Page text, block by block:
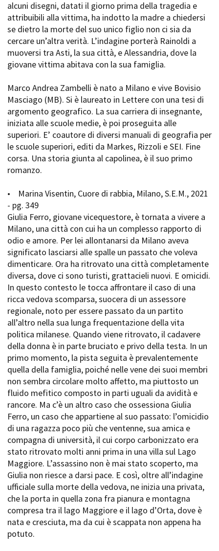
alcuni disegni, datati il giorno prima della tragedia e
attribuibili alla vittima, ha indotto la madre a chiedersi
se dietro la morte del suo unico figlio non ci sia da
cercare un’altra verità. L’indagine porterà Rainoldi a
muoversi tra Asti, la sua città, e Alessandria, dove la
giovane vittima abitava con la sua famiglia.
Marco Andrea Zambelli è nato a Milano e vive Bovisio
Masciago (MB). Si è laureato in Lettere con una tesi di
argomento geografico. La sua carriera di insegnante,
iniziata alle scuole medie, è poi proseguita alle
superiori. E’ coautore di diversi manuali di geografia per
le scuole superiori, editi da Markes, Rizzoli e SEI. Fine
corsa. Una storia giunta al capolinea, è il suo primo
romanzo.
• Marina Visentin, Cuore di rabbia, Milano, S.E.M., 2021
- pg. 349
Giulia Ferro, giovane vicequestore, è tornata a vivere a
Milano, una città con cui ha un complesso rapporto di
odio e amore. Per lei allontanarsi da Milano aveva
significato lasciarsi alle spalle un passato che voleva
dimenticare. Ora ha ritrovato una città completamente
diversa, dove ci sono turisti, grattacieli nuovi. E omicidi.
In questo contesto le tocca affrontare il caso di una
ricca vedova scomparsa, suocera di un assessore
regionale, noto per essere passato da un partito
all’altro nella sua lunga frequentazione della vita
politica milanese. Quando viene ritrovato, il cadavere
della donna è in parte bruciato e privo della testa. In un
primo momento, la pista seguita è prevalentemente
quella della famiglia, poiché nelle vene dei suoi membri
non sembra circolare molto affetto, ma piuttosto un
fluido mefitico composto in parti uguali da avidità e
rancore. Ma c’è un altro caso che ossessiona Giulia
Ferro, un caso che appartiene al suo passato: l’omicidio
di una ragazza poco più che ventenne, sua amica e
compagna di università, il cui corpo carbonizzato era
stato ritrovato molti anni prima in una villa sul Lago
Maggiore. L’assassino non è mai stato scoperto, ma
Giulia non riesce a darsi pace. E così, oltre all’indagine
ufficiale sulla morte della vedova, ne inizia una privata,
che la porta in quella zona fra pianura e montagna
compresa tra il lago Maggiore e il lago d’Orta, dove è
nata e cresciuta, ma da cui è scappata non appena ha
potuto.